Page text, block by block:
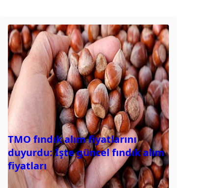
TMO fındık alım fiyatlarını
duyurdu: İşte güncel fındık alım
fiyatları